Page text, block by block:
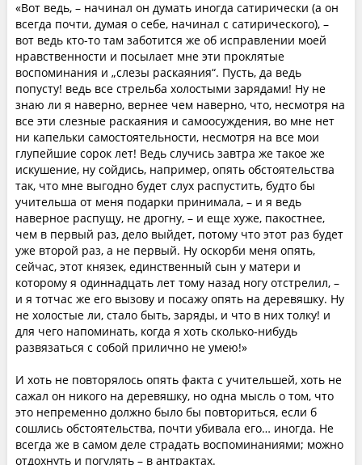
«Вот ведь, – начинал он думать иногда сатирически (а он
всегда почти, думая о себе, начинал с сатирического), –
вот ведь кто-то там заботится же об исправлении моей
нравственности и посылает мне эти проклятые
воспоминания и „слезы раскаяния“. Пусть, да ведь
попусту! ведь все стрельба холостыми зарядами! Ну не
знаю ли я наверно, вернее чем наверно, что, несмотря на
все эти слезные раскаяния и самоосуждения, во мне нет
ни капельки самостоятельности, несмотря на все мои
глупейшие сорок лет! Ведь случись завтра же такое же
искушение, ну сойдись, например, опять обстоятельства
так, что мне выгодно будет слух распустить, будто бы
учительша от меня подарки принимала, – и я ведь
наверное распущу, не дрогну, – и еще хуже, пакостнее,
чем в первый раз, дело выйдет, потому что этот раз будет
уже второй раз, а не первый. Ну оскорби меня опять,
сейчас, этот князек, единственный сын у матери и
которому я одиннадцать лет тому назад ногу отстрелил, –
и я тотчас же его вызову и посажу опять на деревяшку. Ну
не холостые ли, стало быть, заряды, и что в них толку! и
для чего напоминать, когда я хоть сколько-нибудь
развязаться с собой прилично не умею!»
И хоть не повторялось опять факта с учительшей, хоть не
сажал он никого на деревяшку, но одна мысль о том, что
это непременно должно было бы повториться, если б
сошлись обстоятельства, почти убивала его… иногда. Не
всегда же в самом деле страдать воспоминаниями; можно
отдохнуть и погулять – в антрактах.